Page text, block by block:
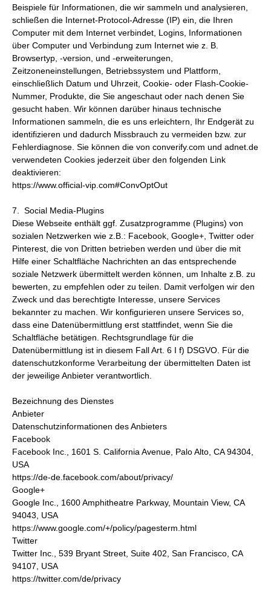
Beispiele für Informationen, die wir sammeln und analysieren,
schließen die Internet-Protocol-Adresse (IP) ein, die Ihren
Computer mit dem Internet verbindet, Logins, Informationen
über Computer und Verbindung zum Internet wie z. B.
Browsertyp, -version, und -erweiterungen,
Zeitzoneneinstellungen, Betriebssystem und Plattform,
einschließlich Datum und Uhrzeit, Cookie- oder Flash-Cookie-
Nummer, Produkte, die Sie angeschaut oder nach denen Sie
gesucht haben. Wir können darüber hinaus technische
Informationen sammeln, die es uns erleichtern, Ihr Endgerät zu
identifizieren und dadurch Missbrauch zu vermeiden bzw. zur
Fehlerdiagnose. Sie können die von converify.com und adnet.de
verwendeten Cookies jederzeit über den folgenden Link
deaktivieren:
https://www.official-vip.com#ConvOptOut
7. Social Media-Plugins
Diese Webseite enthält ggf. Zusatzprogramme (Plugins) von
sozialen Netzwerken wie z.B.: Facebook, Google+, Twitter oder
Pinterest, die von Dritten betrieben werden und über die mit
Hilfe einer Schaltfläche Nachrichten an das entsprechende
soziale Netzwerk übermittelt werden können, um Inhalte z.B. zu
bewerten, zu empfehlen oder zu teilen. Damit verfolgen wir den
Zweck und das berechtigte Interesse, unsere Services
bekannter zu machen. Wir konfigurieren unsere Services so,
dass eine Datenübermittlung erst stattfindet, wenn Sie die
Schaltfläche betätigen. Rechtsgrundlage für die
Datenübermittlung ist in diesem Fall Art. 6 I f) DSGVO. Für die
datenschutzkonforme Verarbeitung der übermittelten Daten ist
der jeweilige Anbieter verantwortlich.
Bezeichnung des Dienstes
Anbieter
Datenschutzinformationen des Anbieters
Facebook
Facebook Inc., 1601 S. California Avenue, Palo Alto, CA 94304,
USA
https://de-de.facebook.com/about/privacy/
Google+
Google Inc., 1600 Amphitheatre Parkway, Mountain View, CA
94043, USA
https://www.google.com/+/policy/pagesterm.html
Twitter
Twitter Inc., 539 Bryant Street, Suite 402, San Francisco, CA
94107, USA
https://twitter.com/de/privacy